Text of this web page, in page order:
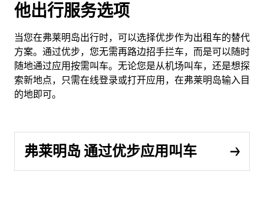
他出行服务选项
当您在弗莱明岛出行时，可以选择优步作为出租车的替代
方案。通过优步，您无需再路边招手拦车，而是可以随时
随地通过应用按需叫车。无论您是从机场叫车，还是想探
索新地点，只需在线登录或打开应用，在弗莱明岛输入目
的地即可。
弗莱明岛 通过优步应用叫车